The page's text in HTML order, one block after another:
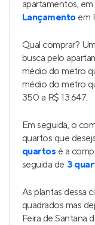
apartamentos,
Lançamento em
Qual comprar?
busca pelo
médio do metro
médio do metro
350 a R$ 13.647.
Em seguida, o
quartos que
quartos é a
seguida de 3
As plantas dessa
quadrados mas
Feira de Santana